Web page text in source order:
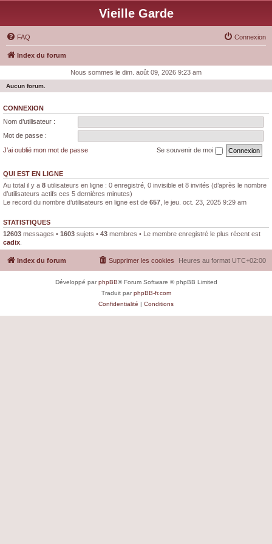
Vieille Garde
FAQ Connexion
Index du forum
Nous sommes le dim. août 09, 2026 9:23 am
Aucun forum.
CONNEXION
Nom d’utilisateur :
Mot de passe :
J’ai oublié mon mot de passe
Se souvenir de moi
QUI EST EN LIGNE
Au total il y a 8 utilisateurs en ligne : 0 enregistré, 0 invisible et 8 invités (d’après le nombre
d’utilisateurs actifs ces 5 dernières minutes)
Le record du nombre d’utilisateurs en ligne est de 657 , le jeu. oct. 23, 2025 9:29 am
STATISTIQUES
12603 messages • 1603 sujets • 43 membres • Le membre enregistré le plus récent est
cadix
Index du forum Heures au format UTC+02:00
Supprimer les cookies
Développé parphpBB® Forum Software © phpBB Limited
Traduit parphpBB-fr.com
Confidentialité | Conditions